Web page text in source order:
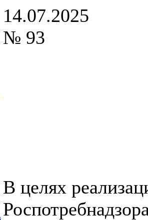
№ 93
В целях